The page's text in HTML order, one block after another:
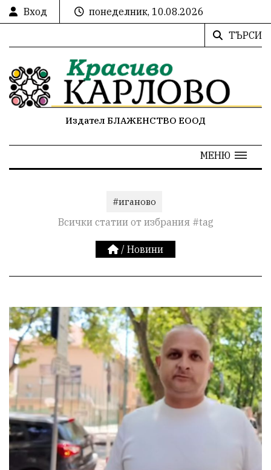
Вход
понеделник, 10.08.2026
ТЪРСИ
Издател БЛАЖЕНСТВО ЕООД
МЕНЮ
#иганово
Всички статии от избрания #tag
/ Новини